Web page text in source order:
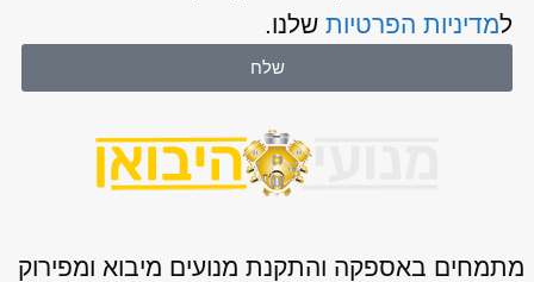
למדיניות הפרטיותשלנו.
שלח
מתמחים באספקה והתקנת מנועים מיבוא ומפירוק